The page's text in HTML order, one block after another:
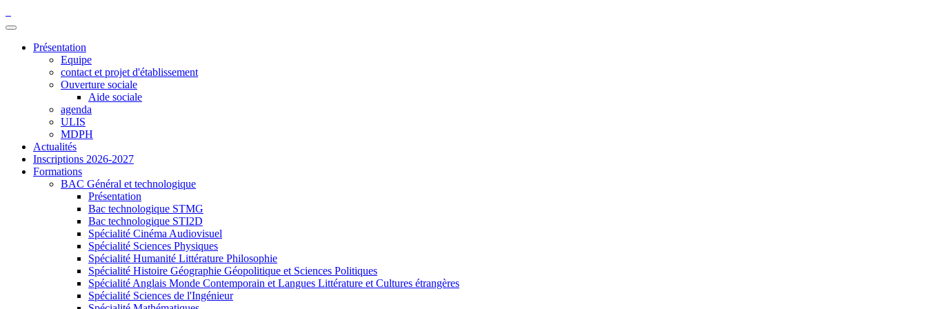
Présentation
Equipe
contact et projet d'établissement
Ouverture sociale
Aide sociale
agenda
ULIS
MDPH
Actualités
Inscriptions 2026-2027
Formations
BAC Général et technologique
Présentation
Bac technologique STMG
Bac technologique STI2D
Spécialité Cinéma Audiovisuel
Spécialité Sciences Physiques
Spécialité Humanité Littérature Philosophie
Spécialité Histoire Géographie Géopolitique et Sciences Politiques
Spécialité Anglais Monde Contemporain et Langues Littérature et Cultures étrangères
Spécialité Sciences de l'Ingénieur